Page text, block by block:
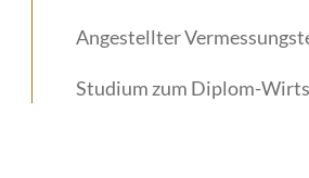
Angestellter
Studium zum Diplom-